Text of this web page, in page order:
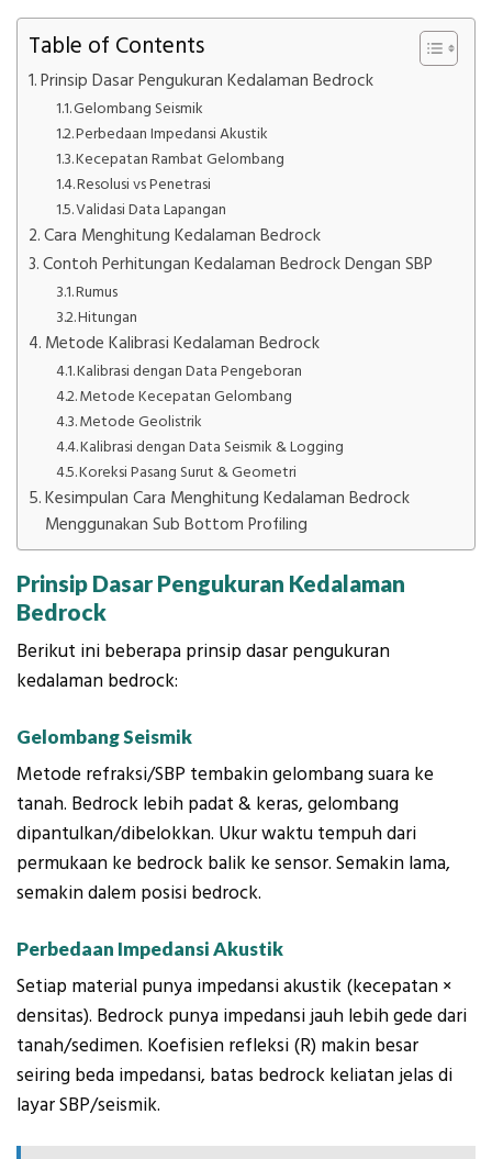
Table of Contents
Prinsip Dasar Pengukuran Kedalaman Bedrock
Gelombang Seismik
Perbedaan Impedansi Akustik
Kecepatan Rambat Gelombang
Resolusi vs Penetrasi
Validasi Data Lapangan
Cara Menghitung Kedalaman Bedrock
Contoh Perhitungan Kedalaman Bedrock Dengan SBP
Rumus
Hitungan
Metode Kalibrasi Kedalaman Bedrock
Kalibrasi dengan Data Pengeboran
Metode Kecepatan Gelombang
Metode Geolistrik
Kalibrasi dengan Data Seismik & Logging
Koreksi Pasang Surut & Geometri
Kesimpulan Cara Menghitung Kedalaman Bedrock
Menggunakan Sub Bottom Profiling
Prinsip Dasar Pengukuran Kedalaman
Bedrock
Berikut ini beberapa prinsip dasar pengukuran
kedalaman bedrock:
Gelombang Seismik
Metode refraksi/SBP tembakin gelombang suara ke
tanah. Bedrock lebih padat & keras, gelombang
dipantulkan/dibelokkan. Ukur waktu tempuh dari
permukaan ke bedrock balik ke sensor. Semakin lama,
semakin dalem posisi bedrock.
Perbedaan Impedansi Akustik
Setiap material punya impedansi akustik (kecepatan ×
densitas). Bedrock punya impedansi jauh lebih gede dari
tanah/sedimen. Koefisien refleksi (R) makin besar
seiring beda impedansi, batas bedrock keliatan jelas di
layar SBP/seismik.